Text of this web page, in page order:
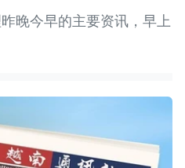
晚今早的主要资讯，早上